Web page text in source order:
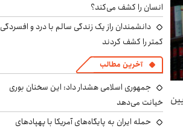
انسان را کشف می‌کند؟
دانشمندان راز یک زندگی سالم با درد و افسردگی
کمتر را کشف کردند
آخرین مطالب
جمهوری اسلامی هشدار داد: این سخنان بوری
خیانت می‌دهد
حمله ایران به پایگاه‌های آمریکا با پهپادهای